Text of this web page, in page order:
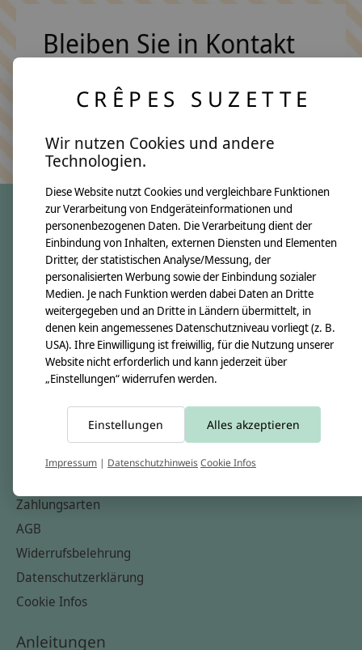
Bleiben Sie in Kontakt
Keine Sorge, wir übertreiben es nicht
crêpes suzette
Über uns
Unsere Creppies
Nähkästchen
Unsere Stoffe
Impressum
Informationen
Kontakt
Zahlungsarten
AGB
Widerrufsbelehrung
Datenschutzerklärung
Cookie Infos
Anleitungen
CRÊPES SUZETTE
Wir nutzen Cookies und andere
Technologien.
Diese Website nutzt Cookies und vergleichbare Funktionen
zur Verarbeitung von Endgeräteinformationen und
personenbezogenen Daten. Die Verarbeitung dient der
Einbindung von Inhalten, externen Diensten und Elementen
Dritter, der statistischen Analyse/Messung, der
personalisierten Werbung sowie der Einbindung sozialer
Medien. Je nach Funktion werden dabei Daten an Dritte
weitergegeben und an Dritte in Ländern übermittelt, in
denen kein angemessenes Datenschutzniveau vorliegt (z. B.
USA). Ihre Einwilligung ist freiwillig, für die Nutzung unserer
Website nicht erforderlich und kann jederzeit über
„Einstellungen“ widerrufen werden.
Einstellungen Alles akzeptieren
Impressum | DatenschutzhinweisCookie Infos